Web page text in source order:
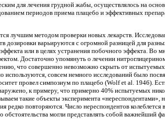
для лечения грудной жабы, осуществлялось на
периодов приема плацебо и эффективных
лучшим методом проверки новых лекарств.
дозировки варьируются с огромной разницей для
или в целях устранения побочного эффекта. Во
Достаточно упомянуть о лечении
что совершенно невозможно скрыть от
совсем немного исследований было
провел симпозиум по плацебо (Wolf et al. 1946).
к примеру, что примерно 40% испытуемых
такие объекты эксперимента «нереспондентами»,
редко повторяются. Число нереспондентов
могли представлять собой важнейший